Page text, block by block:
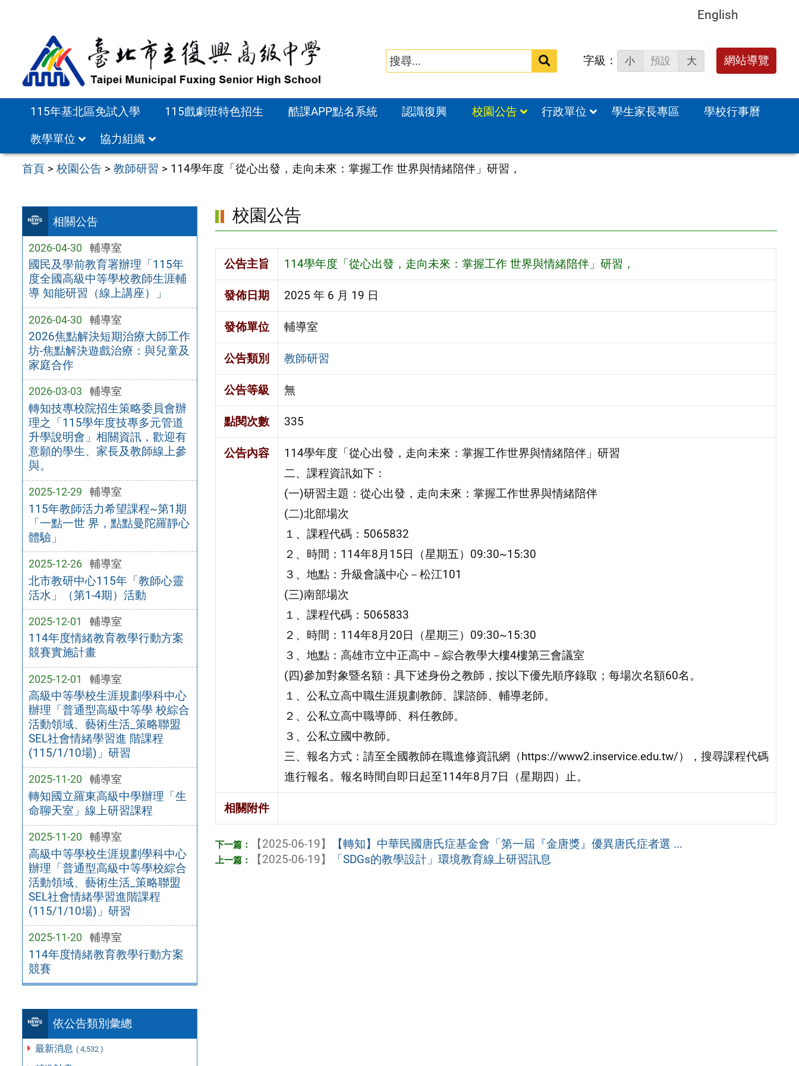
English
搜
字級： 小 預設 大 網站導覽
115年基北區免試入學 115戲劇班特色招生 酷課APP點名系統 認識復興 校園公告 行政單位 學生家長專區
學校行事曆
教學單位
協力組織
首頁 >校園公告 >教師研習 > 114學年度「從心出發，走向未來：掌握工作 世界與情緒陪伴」研習，
相關公告
2026-04-30 輔導室
國民及學前教育署辦理「115年
度全國高級中等學校教師生涯輔
導 知能研習（線上講座）」
2026-04-30 輔導室
2026焦點解決短期治療大師工作
坊-焦點解決遊戲治療：與兒童及
家庭合作
2026-03-03 輔導室
轉知技專校院招生策略委員會辦
理之「115學年度技專多元管道
升學說明會」相關資訊，歡迎有
意願的學生、家長及教師線上參
與。
2025-12-29 輔導室
115年教師活力希望課程~第1期
「一點一世 界，點點曼陀羅靜心
體驗」
2025-12-26 輔導室
北市教研中心115年「教師心靈
活水」（第1-4期）活動
2025-12-01 輔導室
114年度情緒教育教學行動方案
競賽實施計畫
2025-12-01 輔導室
高級中等學校生涯規劃學科中心
辦理「普通型高級中等學 校綜合
活動領域、藝術生活_策略聯盟
SEL社會情緒學習進 階課程
(115/1/10場)」研習
2025-11-20 輔導室
轉知國立羅東高級中學辦理「生
命聊天室」線上研習課程
2025-11-20 輔導室
高級中等學校生涯規劃學科中心
辦理「普通型高級中等學校綜合
活動領域、藝術生活_策略聯盟
SEL社會情緒學習進階課程
(115/1/10場)」研習
2025-11-20 輔導室
114年度情緒教育教學行動方案
競賽
依公告類別彙總
最新消息 ( 4,532 )
校園公告
公告主旨 114學年度「從心出發，走向未來：掌握工作 世界與情緒陪伴」研習，
發佈日期 2025 年 6 月 19 日
發佈單位 輔導室
公告類別 教師研習
公告等級 無
點閱次數 335
公告內容
114學年度「從心出發，走向未來：掌握工作世界與情緒陪伴」研習
二、課程資訊如下：
(一)研習主題：從心出發，走向未來：掌握工作世界與情緒陪伴
(二)北部場次
１、課程代碼：5065832
２、時間：114年8月15日（星期五）09:30~15:30
３、地點：升級會議中心－松江101
(三)南部場次
１、課程代碼：5065833
２、時間：114年8月20日（星期三）09:30~15:30
３、地點：高雄市立中正高中－綜合教學大樓4樓第三會議室
(四)參加對象暨名額：具下述身份之教師，按以下優先順序錄取；每場次名額60名。
１、公私立高中職生涯規劃教師、課諮師、輔導老師。
２、公私立高中職導師、科任教師。
３、公私立國中教師。
三、報名方式：請至全國教師在職進修資訊網（https://www2.inservice.edu.tw/），搜尋課程代碼
進行報名。報名時間自即日起至114年8月7日（星期四）止。
相關附件
【2025-06-19】
【轉知】中華民國唐氏症基金會「第一屆『金唐獎』優異唐氏症者選 ...
【2025-06-19】
「SDGs的教學設計」環境教育線上研習訊息